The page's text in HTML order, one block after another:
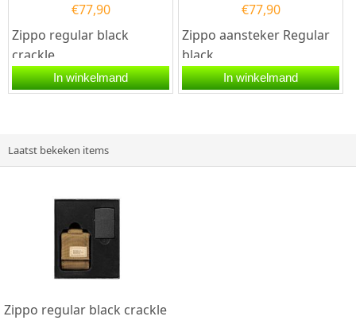
€77,90
Zippo regular black
crackle
aansteker geschenkset
met Coyote tasje. Een
In winkelmand
€77,90
Zippo aansteker Regular
black
Crackle Geschenkset Een
Zippo aansteker is een
In winkelmand
Laatst bekeken items
Zippo regular black crackle